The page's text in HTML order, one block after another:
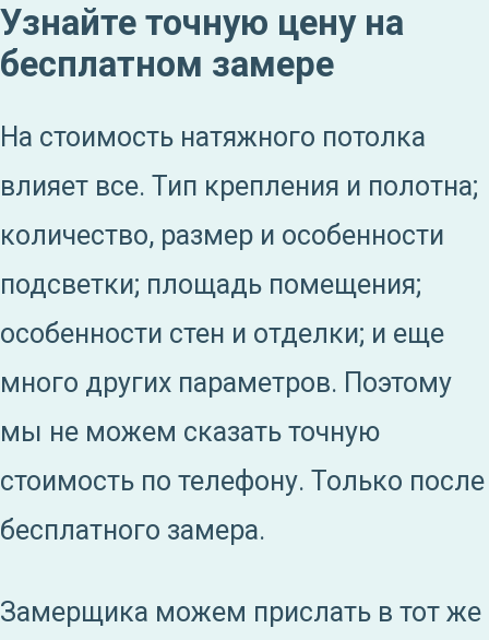
Узнайте точную цену на
бесплатном замере
На стоимость натяжного потолка
влияет все. Тип крепления и полотна;
количество, размер и особенности
подсветки; площадь помещения;
особенности стен и отделки; и еще
много других параметров. Поэтому
мы не можем сказать точную
стоимость по телефону. Только после
бесплатного замера.
Замерщика можем прислать в тот же